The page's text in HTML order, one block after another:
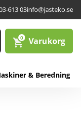
613 03info@jasteko.se
0 Varukorg
& Beredning